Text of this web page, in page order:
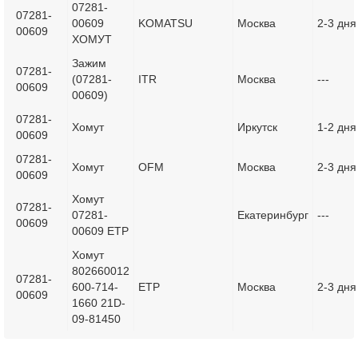
07281-
00609
07281-
00609
ХОМУТ
KOMATSU Москва 2-3 дня
07281-
00609
Зажим
(07281-
00609)
ITR Москва ---
07281-
00609
Хомут Иркутск 1-2 дня
07281-
00609
Хомут OFM Москва 2-3 дня
07281-
00609
Хомут
07281-
00609 ETP
Екатеринбург ---
07281-
00609
Хомут
802660012
600-714-
1660 21D-
09-81450
ETP Москва 2-3 дня